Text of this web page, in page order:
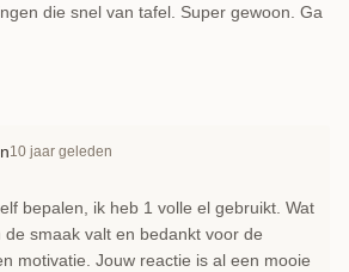
die snel van tafel. Super gewoon. Ga
10 jaar geleden
bepalen, ik heb 1 volle el gebruikt. Wat
de smaak valt en bedankt voor de
motivatie. Jouw reactie is al een mooie